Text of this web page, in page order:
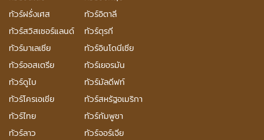
ทัวร์ฝรั่งเศส
ทัวร์อิตาลี
ทัวร์สวิสเซอร์แลนด์
ทัวร์ตุรกี
ทัวร์มาเลเซีย
ทัวร์อินโดนีเซีย
ทัวร์ออสเตรีย
ทัวร์เยอรมัน
ทัวร์ดูไบ
ทัวร์มัลดีฟท์
ทัวร์โครเอเชีย
ทัวร์สหรัฐอเมริกา
ทัวร์ไทย
ทัวร์กัมพูชา
ทัวร์ลาว
ทัวร์จอร์เจีย